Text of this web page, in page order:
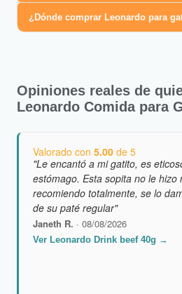
¿Dónde comprar Leonardo para
Opiniones reales de
Leonardo Comida para
Valorado con 5.00 de 5
"Le encantó a mi gatito, es
estómago. Esta sopita no le
recomiendo totalmente, se lo
de su paté regular"
Janeth R. · 08/08/2026
Ver Leonardo Drink beef 40g →